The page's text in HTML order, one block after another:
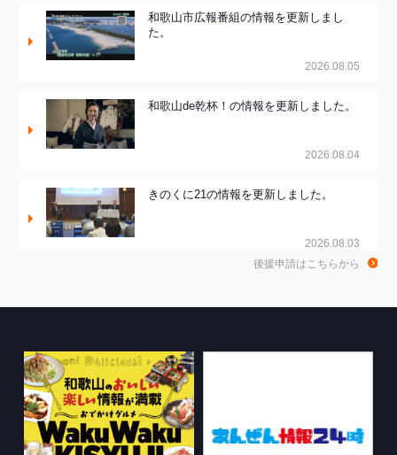
和歌山市広報番組の情報を更新しまし
た。
2026.08.05
和歌山de乾杯！の情報を更新しました。
2026.08.04
きのくに21の情報を更新しました。
2026.08.03
WTV NEWS6【WAKAYAMA SDGs】の
情報を更新しました。
後援申請はこちらから